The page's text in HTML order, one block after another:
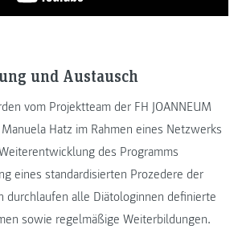
und Austausch
vom Projektteam der FH JOANNEUM
Hatz im Rahmen eines Netzwerks
des Programms
eines standardisierten Prozedere der
durchlaufen alle Diätologinnen definierte
sowie regelmäßige Weiterbildungen.